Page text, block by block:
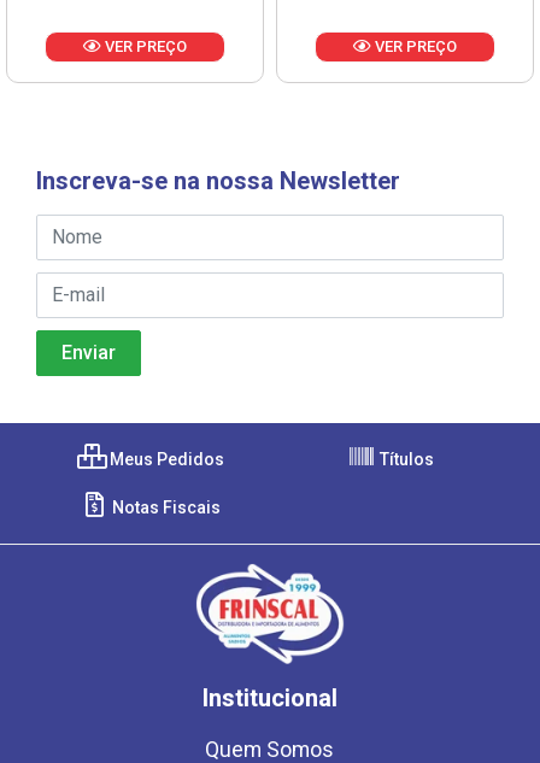
VER PREÇO VER PREÇO
Inscreva-se na nossa Newsletter
Meus Pedidos Títulos
Notas Fiscais
Institucional
Quem Somos